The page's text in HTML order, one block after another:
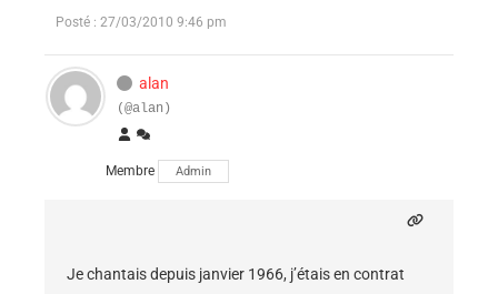
Posté : 27/03/2010 9:46 pm
alan
(@alan)
Membre Admin
Je chantais depuis janvier 1966, j’étais en contrat